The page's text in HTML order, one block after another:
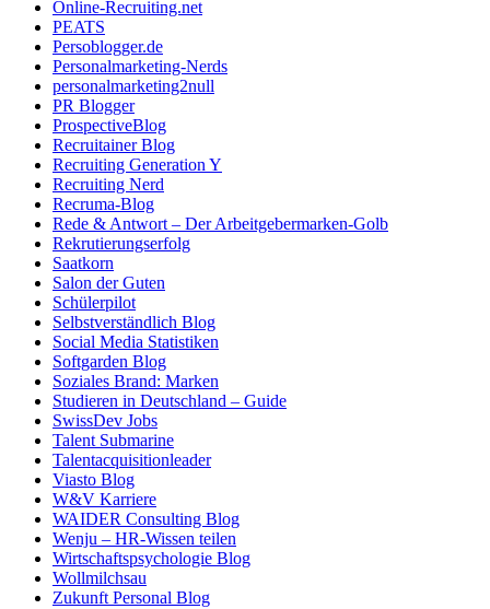
Online-Recruiting.net
PEATS
Persoblogger.de
Personalmarketing-Nerds
personalmarketing2null
PR Blogger
ProspectiveBlog
Recruitainer Blog
Recruiting Generation Y
Recruiting Nerd
Recruma-Blog
Rede & Antwort – Der Arbeitgebermarken-Golb
Rekrutierungserfolg
Saatkorn
Salon der Guten
Schülerpilot
Selbstverständlich Blog
Social Media Statistiken
Softgarden Blog
Soziales Brand: Marken
Studieren in Deutschland – Guide
SwissDev Jobs
Talent Submarine
Talentacquisitionleader
Viasto Blog
W&V Karriere
WAIDER Consulting Blog
Wenju – HR-Wissen teilen
Wirtschaftspsychologie Blog
Wollmilchsau
Zukunft Personal Blog